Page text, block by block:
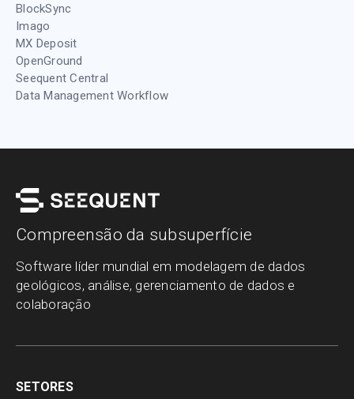
BlockSync
Imago
MX Deposit
OpenGround
Seequent Central
Data Management Workflow
Compreensão da subsuperfície
Software líder mundial em modelagem de dados
geológicos, análise, gerenciamento de dados e
colaboração
SETORES